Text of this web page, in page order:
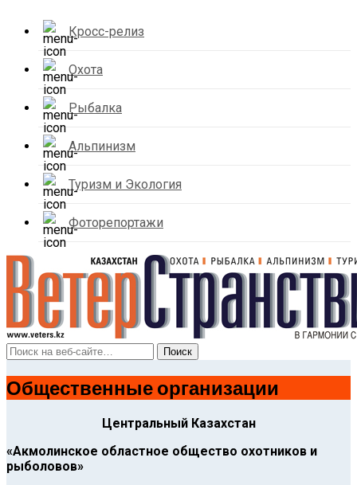
Кросс-релиз
Охота
Рыбалка
Альпинизм
Туризм и Экология
Фоторепортажи
Общественные организации
Центральный Казахстан
«Акмолинское областное общество охотников и
рыболовов»